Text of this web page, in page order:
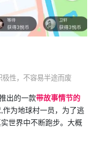
性，不容易半途而废
出的一款带故事情节的
为地球村一员，为了逃
世界中不断跑步。大概